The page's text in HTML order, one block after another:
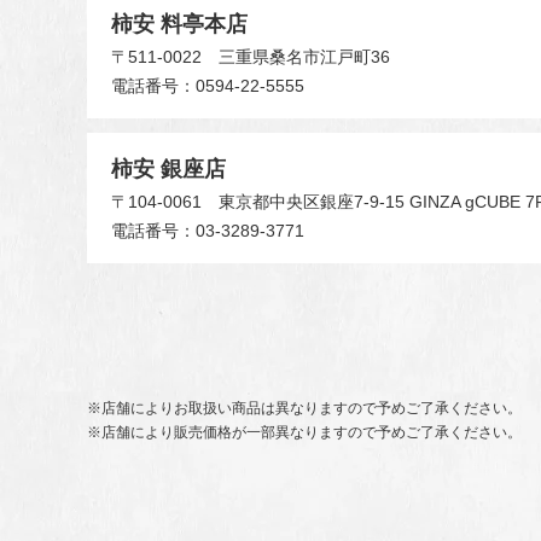
柿安 料亭本店
〒511-0022 三重県桑名市江戸町36
電話番号：0594-22-5555
柿安 銀座店
〒104-0061 東京都中央区銀座7-9-15 GINZA gCUBE
電話番号：03-3289-3771
※店舗によりお取扱い商品は異なりますので予めご了承ください。
※店舗により販売価格が一部異なりますので予めご了承ください。